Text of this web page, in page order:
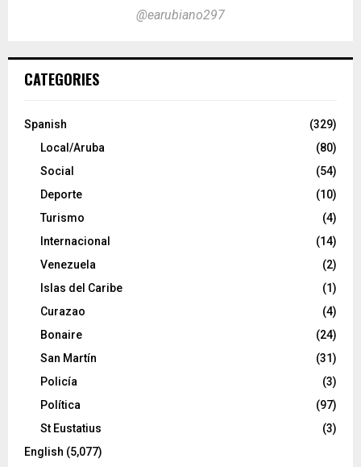
@earubiano297
CATEGORIES
Spanish
(329)
Local/Aruba
(80)
Social
(54)
Deporte
(10)
Turismo
(4)
Internacional
(14)
Venezuela
(2)
Islas del Caribe
(1)
Curazao
(4)
Bonaire
(24)
San Martín
(31)
Policía
(3)
Política
(97)
St Eustatius
(3)
English (5,077)